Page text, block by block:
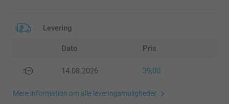
Levering
Dato Pris
14.08.2026 39,00
Mere information om alle leveringsmuligheder